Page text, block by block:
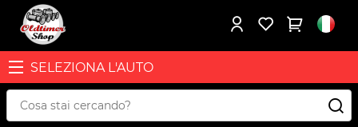
SELEZIONA L'AUTO